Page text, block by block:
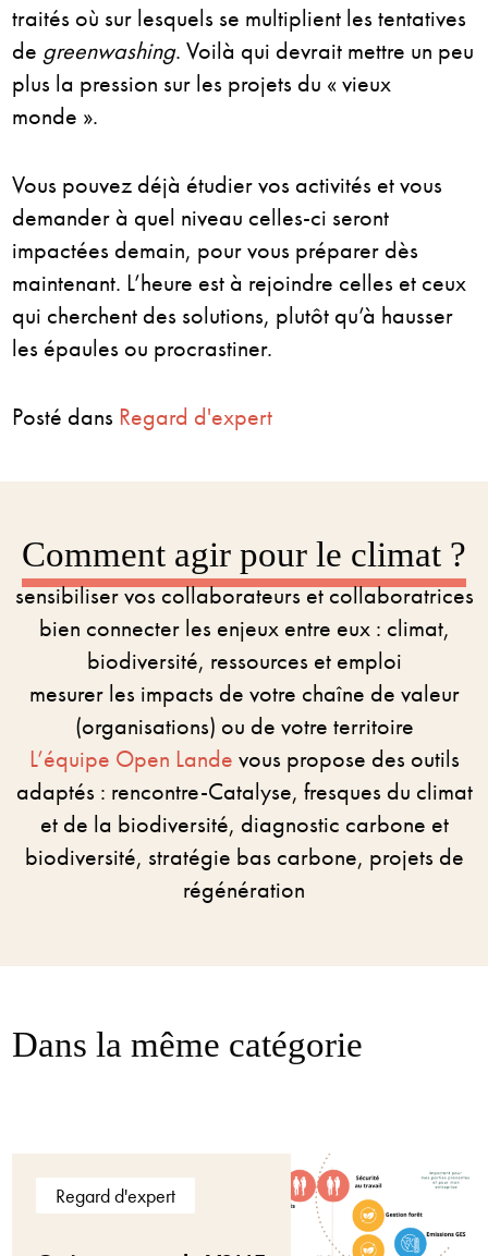
traités où sur lesquels se multiplient les tentatives
de greenwashing. Voilà qui devrait mettre un peu
plus la pression sur les projets du « vieux
monde ».
Vous pouvez déjà étudier vos activités et vous
demander à quel niveau celles-ci seront
impactées demain, pour vous préparer dès
maintenant. L’heure est à rejoindre celles et ceux
qui cherchent des solutions, plutôt qu’à hausser
les épaules ou procrastiner.
Posté dans Regard d'expert
Comment agir pour le climat ?
sensibiliser vos collaborateurs et collaboratrices
bien connecter les enjeux entre eux : climat,
biodiversité, ressources et emploi
mesurer les impacts de votre chaîne de valeur
(organisations) ou de votre territoire
L’équipe Open Lande vous propose des outils
adaptés : rencontre-Catalyse, fresques du climat
et de la biodiversité, diagnostic carbone et
biodiversité, stratégie bas carbone, projets de
régénération
Dans la même catégorie
Regard d'expert